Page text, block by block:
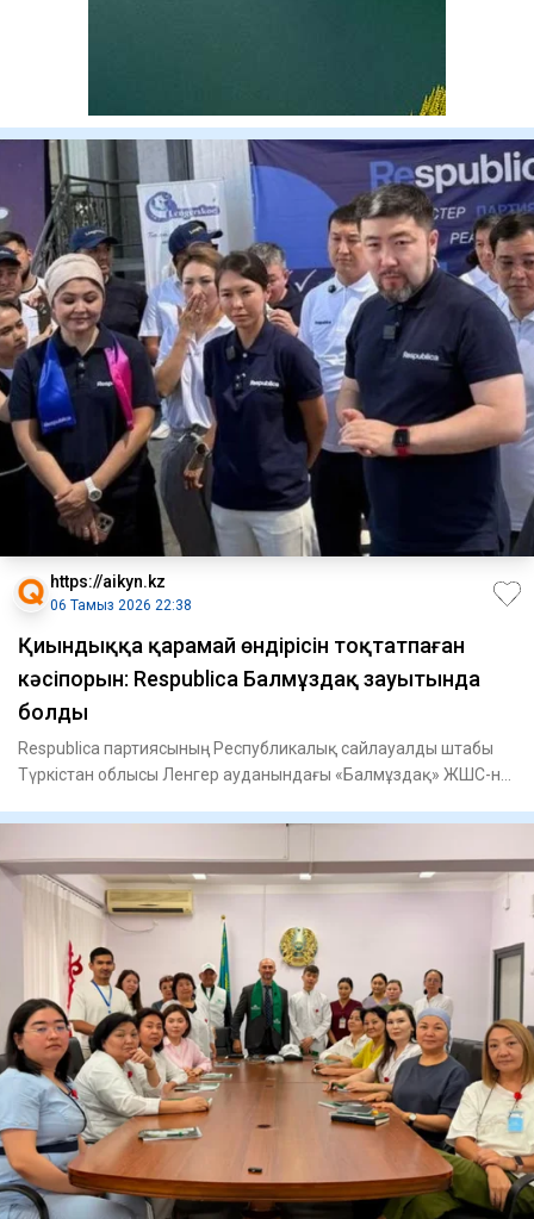
https://aikyn.kz
06 Тамыз 2026 22:38
Қиындыққа қарамай өндірісін тоқтатпаған
кәсіпорын: Respublica Балмұздақ зауытында
болды
Respublica партиясының Республикалық сайлауалды штабы
Түркістан облысы Ленгер ауданындағы «Балмұздақ» ЖШС-не